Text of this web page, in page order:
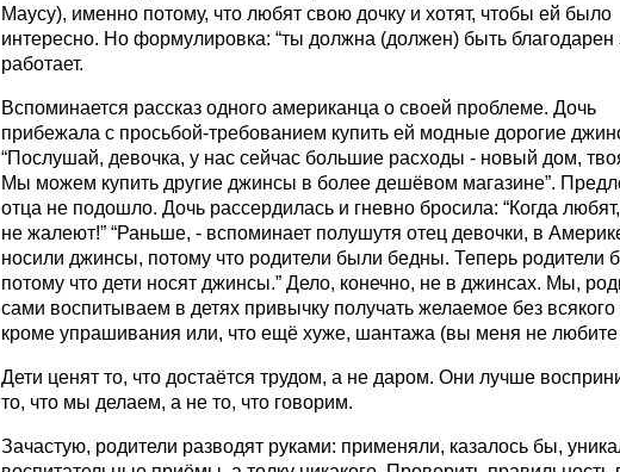
Маусу), именно потому, что любят свою дочку и хотят, чтобы ей было
интересно. Но формулировка: “ты должна (должен) быть благодарен
работает.
Вспоминается рассказ одного американца о своей проблеме. Дочь
прибежала с просьбой-требованием купить ей модные дорогие
“Послушай, девочка, у нас сейчас большие расходы - новый дом,
Мы можем купить другие джинсы в более дешёвом магазине”.
отца не подошло. Дочь рассердилась и гневно бросила: “Когда
не жалеют!” “Раньше, - вспоминает полушутя отец девочки, в
носили джинсы, потому что родители были бедны. Теперь родители
потому что дети носят джинсы.” Дело, конечно, не в джинсах. Мы,
сами воспитываем в детях привычку получать желаемое без всякого
кроме упрашивания или, что ещё хуже, шантажа (вы меня не любите
Дети ценят то, что достаётся трудом, а не даром. Они лучше
то, что мы делаем, а не то, что говорим.
Зачастую, родители разводят руками: применяли, казалось бы,